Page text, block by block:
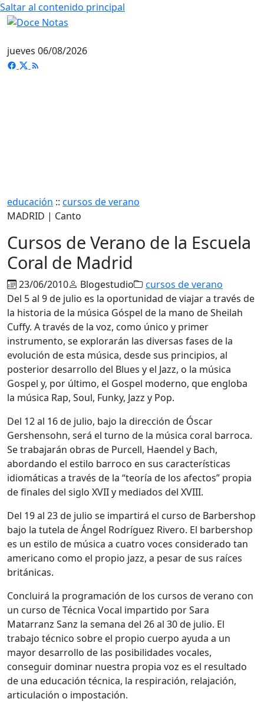
Saltar al contenido principal
jueves 06/08/2026
educación :: cursos de verano
MADRID | Canto
Cursos de Verano de la Escuela
Coral de Madrid
23/06/2010 Blogestudio
cursos de verano
Del 5 al 9 de julio es la oportunidad de viajar a través de
la historia de la música Góspel de la mano de Sheilah
Cuffy. A través de la voz, como único y primer
instrumento, se explorarán las diversas fases de la
evolución de esta música, desde sus principios, al
posterior desarrollo del Blues y el Jazz, o la música
Gospel y, por último, el Gospel moderno, que engloba
la música Rap, Soul, Funky, Jazz y Pop.
Del 12 al 16 de julio, bajo la dirección de Óscar
Gershensohn, será el turno de la música coral barroca.
Se trabajarán obras de Purcell, Haendel y Bach,
abordando el estilo barroco en sus características
idiomáticas a través de la “teoría de los afectos” propia
de finales del siglo XVII y mediados del XVIII.
Del 19 al 23 de julio se impartirá el curso de Barbershop
bajo la tutela de Ángel Rodríguez Rivero. El barbershop
es un estilo de música a cuatro voces considerado tan
americano como el propio jazz, a pesar de sus raíces
británicas.
Concluirá la programación de los cursos de verano con
un curso de Técnica Vocal impartido por Sara
Matarranz Sanz la semana del 26 al 30 de julio. El
trabajo técnico sobre el propio cuerpo ayuda a un
mayor desarrollo de las posibilidades vocales,
conseguir dominar nuestra propia voz es el resultado
de una educación técnica, la respiración, relajación,
articulación o impostación.